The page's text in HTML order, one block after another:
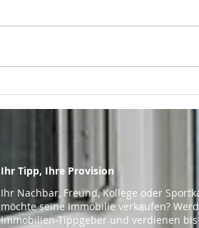
Ihr Tipp, Ihre Provision
Ihr Nachbar, Freund, Kollege oder
möchte seine Immobilie verkaufen?
Immobilien-Tippgeber und verdienen bis